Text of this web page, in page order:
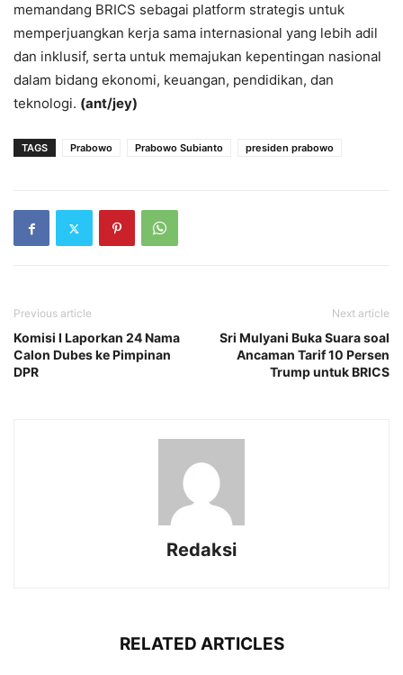
memandang BRICS sebagai platform strategis untuk
memperjuangkan kerja sama internasional yang lebih adil
dan inklusif, serta untuk memajukan kepentingan nasional
dalam bidang ekonomi, keuangan, pendidikan, dan
teknologi. (ant/jey)
TAGS Prabowo Prabowo Subianto presiden prabowo
Previous article
Komisi I Laporkan 24 Nama
Calon Dubes ke Pimpinan
DPR
Next article
Sri Mulyani Buka Suara soal
Ancaman Tarif 10 Persen
Trump untuk BRICS
Redaksi
RELATED ARTICLES